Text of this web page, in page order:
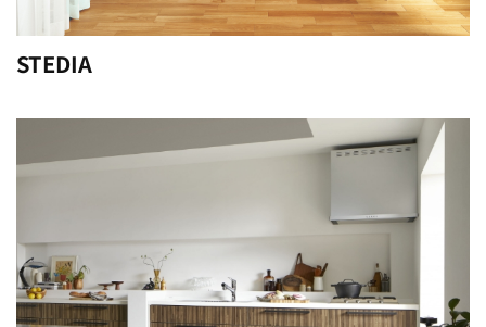
STEDIA